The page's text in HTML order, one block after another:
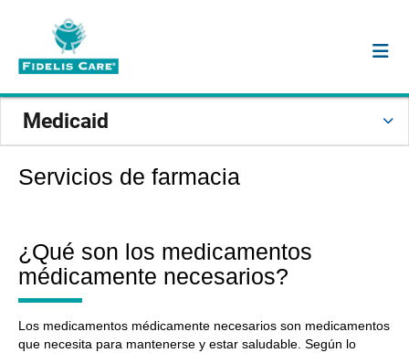
Medicaid
Servicios de farmacia
¿Qué son los medicamentos
médicamente necesarios?
Los medicamentos médicamente necesarios son medicamentos
que necesita para mantenerse y estar saludable. Según lo